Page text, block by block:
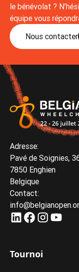
le bénévolat ?
équipe vous
Nous contacter
Adresse:
Pavé de Soignies,
7850 Enghien
Belgique
Contact:
Tournoi